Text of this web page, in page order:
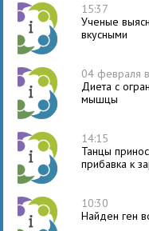
15:37
Ученые
вкусными
04 февраля
Диета с
мышцы
14:15
Танцы
прибавка к
10:30
Найден ген